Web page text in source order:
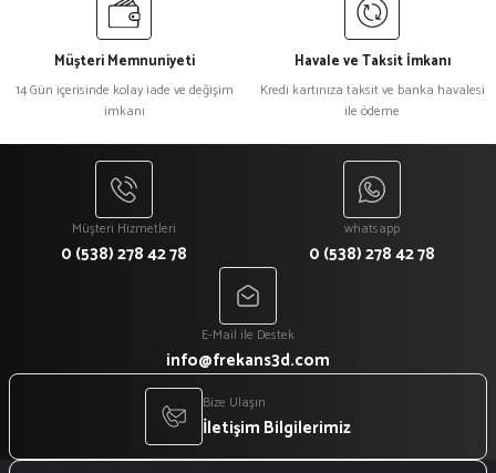
Müşteri Memnuniyeti
14 Gün içerisinde kolay iade ve değişim
imkanı
Havale ve Taksit İmkanı
Kredi kartınıza taksit ve banka havalesi
ile ödeme
Müşteri Hizmetleri
0 (538) 278 42 78
whatsapp
0 (538) 278 42 78
E-Mail ile Destek
info@frekans3d.com
Bize Ulaşın
İletişim Bilgilerimiz